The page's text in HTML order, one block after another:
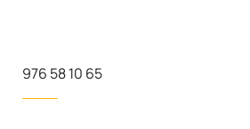
976 58 10 65